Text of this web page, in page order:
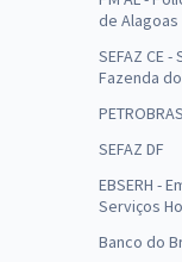
de Alagoas
SEFAZ CE
Fazenda
PETROBRAS
SEFAZ DF
EBSERH -
Serviços
Banco do